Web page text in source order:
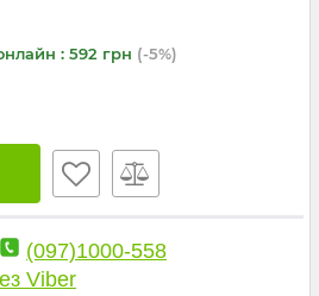
: 592 грн (-5%)
(097)1000-558
Viber